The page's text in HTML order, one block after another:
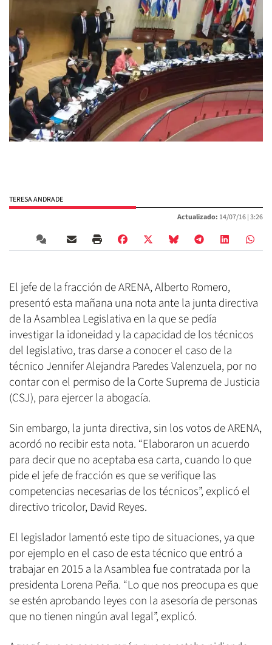
TERESA ANDRADE
Actualizado: 14/07/16 |3:26
El jefe de la fracción de ARENA, Alberto Romero,
presentó esta mañana una nota ante la junta directiva
de la Asamblea Legislativa en la que se pedía
investigar la idoneidad y la capacidad de los técnicos
del legislativo, tras darse a conocer el caso de la
técnico Jennifer Alejandra Paredes Valenzuela, por no
contar con el permiso de la Corte Suprema de Justicia
(CSJ), para ejercer la abogacía.
Sin embargo, la junta directiva, sin los votos de ARENA,
acordó no recibir esta nota. “Elaboraron un acuerdo
para decir que no aceptaba esa carta, cuando lo que
pide el jefe de fracción es que se verifique las
competencias necesarias de los técnicos”, explicó el
directivo tricolor, David Reyes.
El legislador lamentó este tipo de situaciones, ya que
por ejemplo en el caso de esta técnico que entró a
trabajar en 2015 a la Asamblea fue contratada por la
presidenta Lorena Peña. “Lo que nos preocupa es que
se estén aprobando leyes con la asesoría de personas
que no tienen ningún aval legal”, explicó.